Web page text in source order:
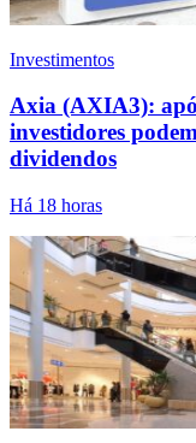
Investimentos
Axia (AXIA3):
investidores
dividendos
Há 18 horas